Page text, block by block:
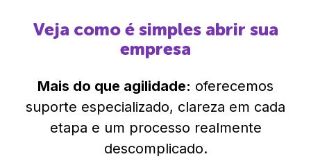
Veja como é simples abrir sua
empresa
Mais do que agilidade: oferecemos
suporte especializado, clareza em cada
etapa e um processo realmente
descomplicado.